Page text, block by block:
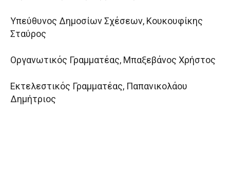
Υπεύθυνος Δημοσίων Σχέσεων, Κουκουφίκης
Σταύρος
Οργανωτικός Γραμματέας, Μπαξεβάνος Χρήστος
Εκτελεστικός Γραμματέας, Παπανικολάου
Δημήτριος